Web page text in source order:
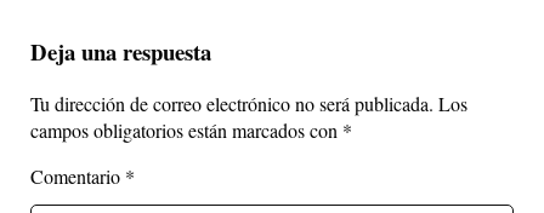
Deja una respuesta
Tu dirección de correo electrónico no será publicada. Los
campos obligatorios están marcados con *
Comentario *